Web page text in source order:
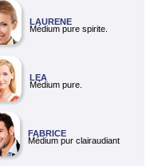
LAURENE
Médium pure spirite.
LEA
Médium pure.
FABRICE
Médium pur clairaudiant